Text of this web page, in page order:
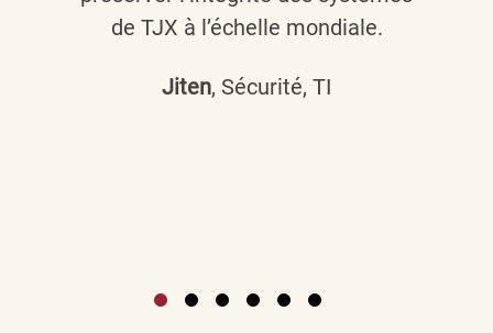
de TJX à l’échelle mondiale.
Jiten, Sécurité, TI